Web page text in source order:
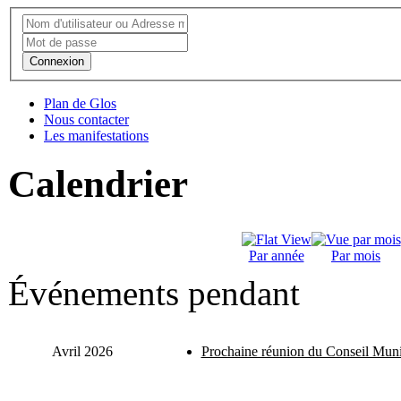
Connexion
Plan de Glos
Nous contacter
Les manifestations
Calendrier
Par année Par mois
Événements pendant
Avril 2026 Prochaine réunion du Conseil